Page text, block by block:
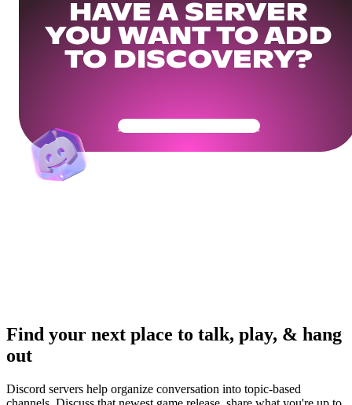
HAVE A SERVER
YOU WANT TO ADD
TO DISCOVERY?
Get Your Community Ready
Find your next place to talk, play, & hang
out
Discord servers help organize conversation into topic-based